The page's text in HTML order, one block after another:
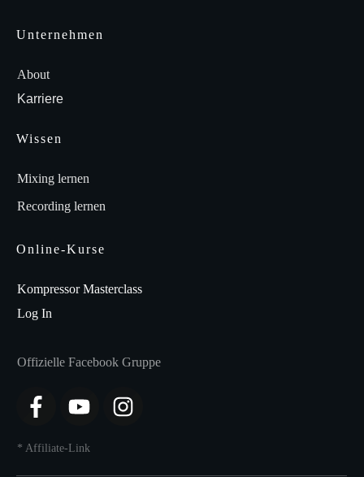
Unternehmen
About
Karriere
Wissen
Mixing lernen
Recording lernen
Online-Kurse
Kompressor Masterclass
Log In
Offizielle Facebook Gruppe
* Affiliate-Link